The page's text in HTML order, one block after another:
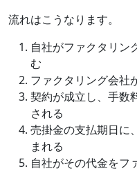
流れはこうなります。
自社がファクタリン
む
ファクタリング会社
契約が成立し、手数
される
売掛金の支払期日に
まれる
自社がその代金をフ